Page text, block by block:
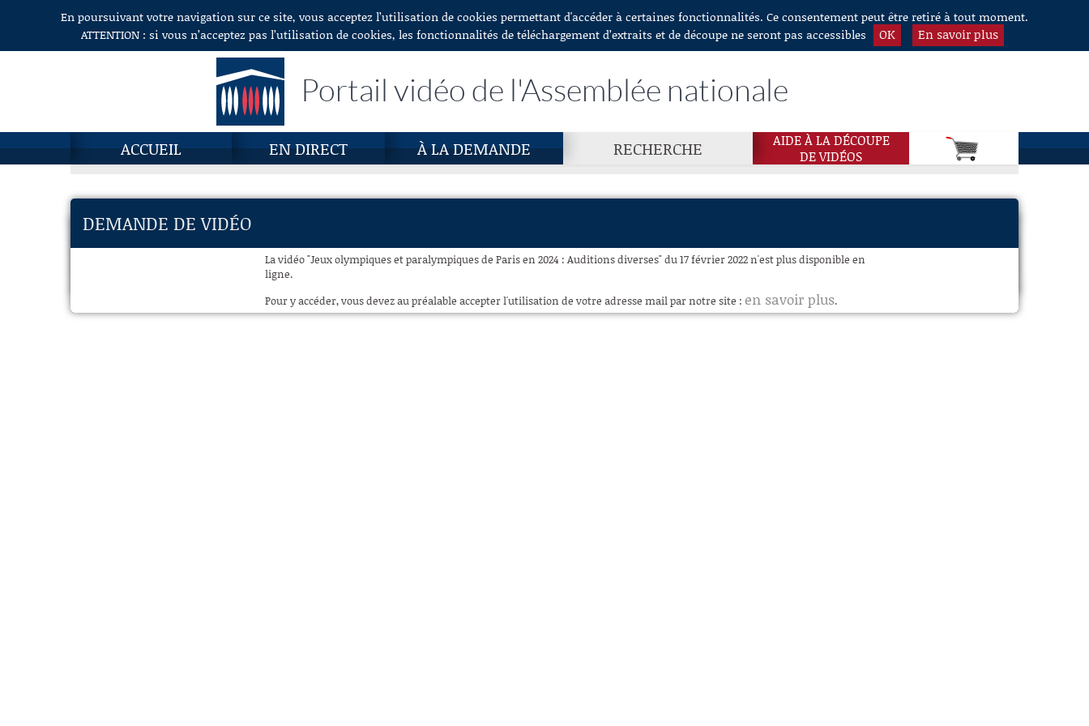
Aller au contenuEn poursuivant votre navigation sur ce site, vous acceptez l’utilisation de cookies permettant d'accéder à certaines fonctionnalités. Ce consentement peut être retiré à tout moment.
ATTENTION : si vous n’acceptez pas l’utilisation de cookies, les fonctionnalités de téléchargement d’extraits et de découpe ne seront pas accessibles
OK En savoir plus
Portail vidéo de l'Assemblée nationale
ACCUEIL EN DIRECT À LA DEMANDE RECHERCHE
AIDE À LA DÉCOUPE
DE VIDÉOS
DEMANDE DE VIDÉO
La vidéo "Jeux olympiques et paralympiques de Paris en 2024 : Auditions diverses" du 17 février 2022 n'est plus disponible en
ligne.
Pour y accéder, vous devez au préalable accepter l'utilisation de votre adresse mail par notre site : en savoir plus.